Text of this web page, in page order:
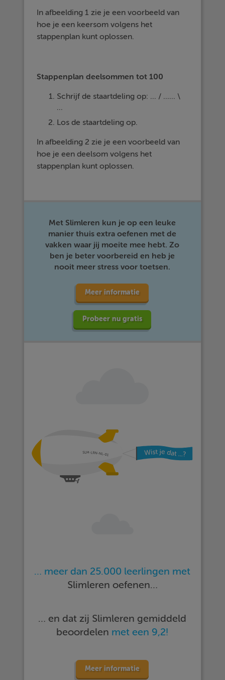
In afbeelding 1 zie je een voorbeeld van
hoe je een keersom volgens het
stappenplan kunt oplossen.
Stappenplan deelsommen tot 100
Schrijf de staartdeling op: ... / ...... \
...
Los de staartdeling op.
In afbeelding 2 zie je een voorbeeld van
hoe je een deelsom volgens het
stappenplan kunt oplossen.
Met Slimleren kun je op een leuke
manier thuis extra oefenen met de
vakken waar jij moeite mee hebt. Zo
ben je beter voorbereid en heb je
nooit meer stress voor toetsen.
Meer informatie
Probeer nu gratis
… meer dan 25.000 leerlingen met
Slimleren oefenen…
… en dat zij Slimleren gemiddeld
beoordelen met een 9,2!
Meer informatie